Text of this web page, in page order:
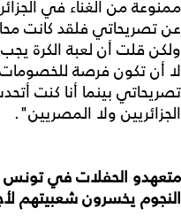
ممنوعة من الغناء في
عن تصريحاتي فلقد كانت
ولكن قلت أن لعبة الكرة يجب
لا أن تكون فرصة
تصريحاتي بينما أنا كنت
الجزائريين ولا المصريين".
متعهدو الحفلات في
النجوم يخسرون شعبيتهم